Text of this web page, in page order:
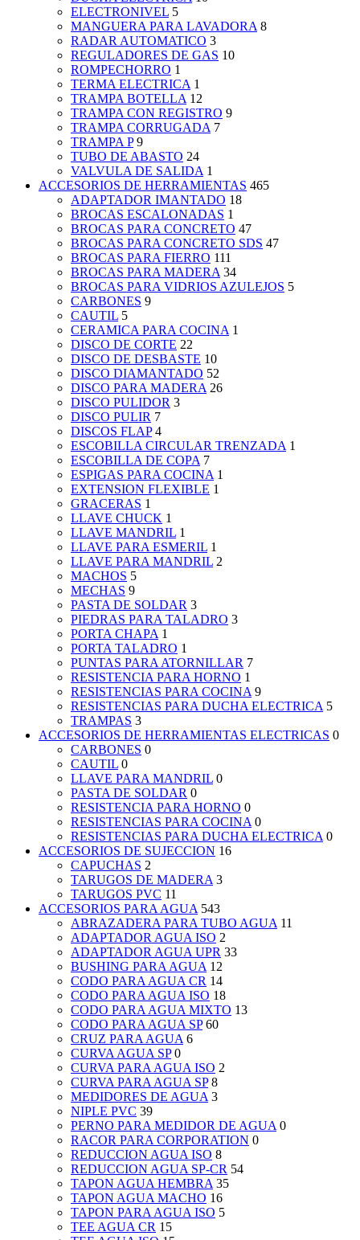
ELECTRONIVEL 5
MANGUERA PARA LAVADORA 8
RADAR AUTOMATICO 3
REGULADORES DE GAS 10
ROMPECHORRO 1
TERMA ELECTRICA 1
TRAMPA BOTELLA 12
TRAMPA CON REGISTRO 9
TRAMPA CORRUGADA 7
TRAMPA P 9
TUBO DE ABASTO 24
VALVULA DE SALIDA 1
ACCESORIOS DE HERRAMIENTAS 465
ADAPTADOR IMANTADO 18
BROCAS ESCALONADAS 1
BROCAS PARA CONCRETO 47
BROCAS PARA CONCRETO SDS 47
BROCAS PARA FIERRO 111
BROCAS PARA MADERA 34
BROCAS PARA VIDRIOS AZULEJOS 5
CARBONES 9
CAUTIL 5
CERAMICA PARA COCINA 1
DISCO DE CORTE 22
DISCO DE DESBASTE 10
DISCO DIAMANTADO 52
DISCO PARA MADERA 26
DISCO PULIDOR 3
DISCO PULIR 7
DISCOS FLAP 4
ESCOBILLA CIRCULAR TRENZADA 1
ESCOBILLA DE COPA 7
ESPIGAS PARA COCINA 1
EXTENSION FLEXIBLE 1
GRACERAS 1
LLAVE CHUCK 1
LLAVE MANDRIL 1
LLAVE PARA ESMERIL 1
LLAVE PARA MANDRIL 2
MACHOS 5
MECHAS 9
PASTA DE SOLDAR 3
PIEDRAS PARA TALADRO 3
PORTA CHAPA 1
PORTA TALADRO 1
PUNTAS PARA ATORNILLAR 7
RESISTENCIA PARA HORNO 1
RESISTENCIAS PARA COCINA 9
RESISTENCIAS PARA DUCHA ELECTRICA 5
TRAMPAS 3
ACCESORIOS DE HERRAMIENTAS ELECTRICAS 0
CARBONES 0
CAUTIL 0
LLAVE PARA MANDRIL 0
PASTA DE SOLDAR 0
RESISTENCIA PARA HORNO 0
RESISTENCIAS PARA COCINA 0
RESISTENCIAS PARA DUCHA ELECTRICA 0
ACCESORIOS DE SUJECCION 16
CAPUCHAS 2
TARUGOS DE MADERA 3
TARUGOS PVC 11
ACCESORIOS PARA AGUA 543
ABRAZADERA PARA TUBO AGUA 11
ADAPTADOR AGUA ISO 2
ADAPTADOR AGUA UPR 33
BUSHING PARA AGUA 12
CODO PARA AGUA CR 14
CODO PARA AGUA ISO 18
CODO PARA AGUA MIXTO 13
CODO PARA AGUA SP 60
CRUZ PARA AGUA 6
CURVA AGUA SP 0
CURVA PARA AGUA ISO 2
CURVA PARA AGUA SP 8
MEDIDORES DE AGUA 3
NIPLE PVC 39
PERNO PARA MEDIDOR DE AGUA 0
RACOR PARA CORPORATION 0
REDUCCION AGUA ISO 8
REDUCCION AGUA SP-CR 54
TAPON AGUA HEMBRA 35
TAPON AGUA MACHO 16
TAPON PARA AGUA ISO 5
TEE AGUA CR 15